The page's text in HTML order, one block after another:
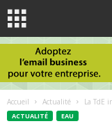
Accueil Actualité La TdE
ACTUALITÉ EAU